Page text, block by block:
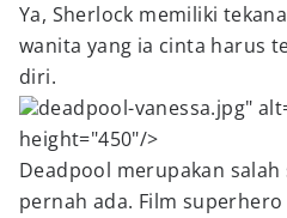
Ya, Sherlock memiliki
wanita yang ia cinta harus
diri.
deadpool-vanessa.jpg"
height="450"/>
Deadpool merupakan
pernah ada. Film